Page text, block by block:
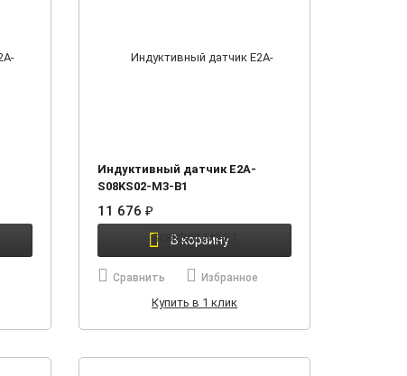
Индуктивный датчик E2A-
S08KS02-M3-B1
11 676₽
В корзину
Сравнить Избранное
Купить в 1 клик